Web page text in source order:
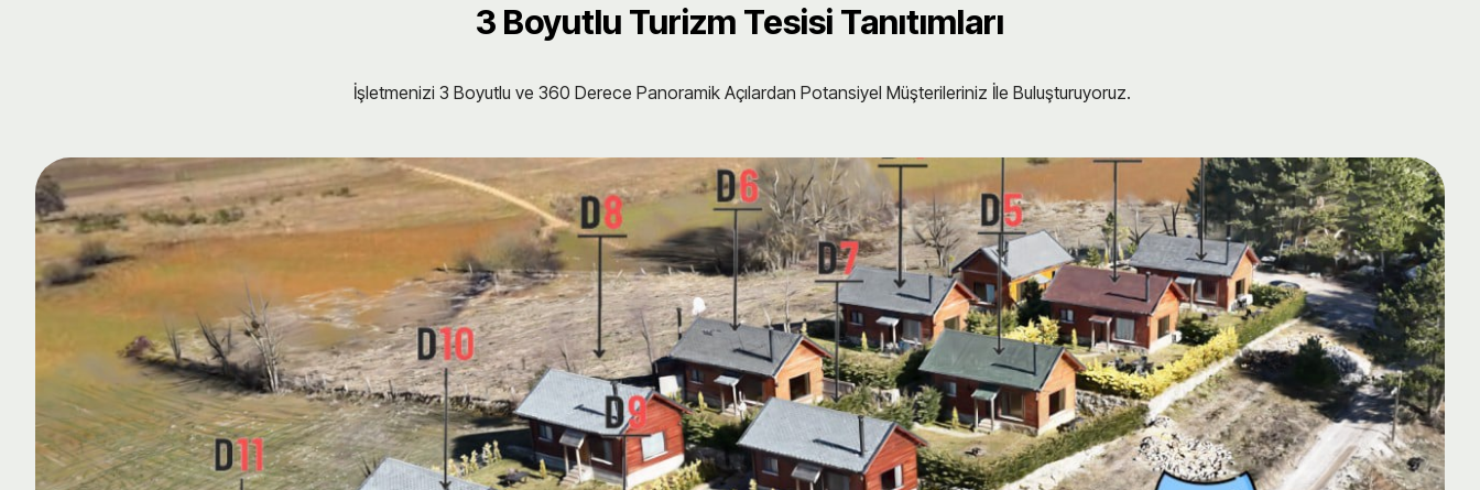
3 Boyutlu Turizm Tesisi Tanıtımları
İşletmenizi 3 Boyutlu ve 360 Derece Panoramik Açılardan Potansiyel Müşterileriniz İle Buluşturuyoruz.